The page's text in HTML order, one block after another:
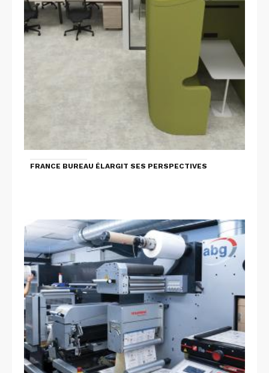
FRANCE BUREAU ÉLARGIT SES PERSPECTIVES